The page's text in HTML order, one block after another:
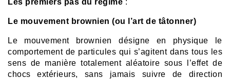
Le mouvement brownien (ou l’art de tâtonner)
Le mouvement brownien désigne en physique le
comportement de particules qui s’agitent dans tous les
sens de manière totalement aléatoire sous l’effet de
chocs extérieurs, sans jamais suivre de direction